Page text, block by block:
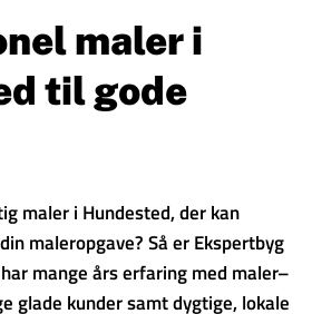
maler i
til gode
maler i Hundested, der kan
maleropgave? Så er Ekspertbyg
mange års erfaring med maler–
glade kunder samt dygtige, lokale